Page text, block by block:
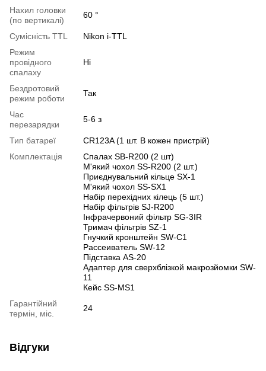
Нахил головки
(по вертикалі)
60 °
Сумісність TTL
Nikon i-TTL
Режим
провідного
спалаху
Ні
Бездротовий
режим роботи
Так
Час
перезарядки
5-6 з
Тип батареї
CR123A (1 шт. В кожен пристрій)
Комплектація
Спалах SB-R200 (2 шт)
М'який чохол SS-R200 (2 шт.)
Приєднувальний кільце SX-1
М'який чохол SS-SX1
Набір перехідних кілець (5 шт.)
Набір фільтрів SJ-R200
Інфрачервоний фільтр SG-3IR
Тримач фільтрів SZ-1
Гнучкий кронштейн SW-C1
Рассеиватель SW-12
Підставка AS-20
Адаптер для сверхблізкой макрозйомки SW-
11
Кейс SS-MS1
Гарантійний
термін, міс.
24
Відгуки